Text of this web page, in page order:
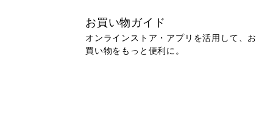
お買い物ガイド
オンラインストア・アプリを活用して、お
買い物をもっと便利に。